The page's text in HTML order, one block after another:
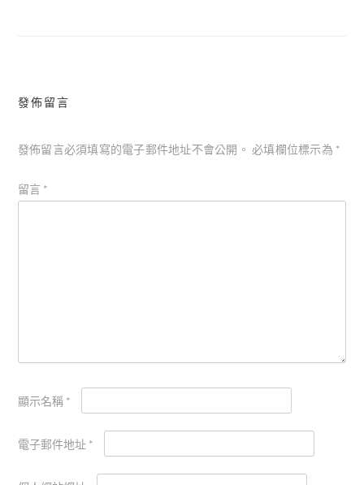
發佈留言
發佈留言必須填寫的電子郵件地址不會公開。 必填欄位標示為 *
留言 *
顯示名稱 *
電子郵件地址 *